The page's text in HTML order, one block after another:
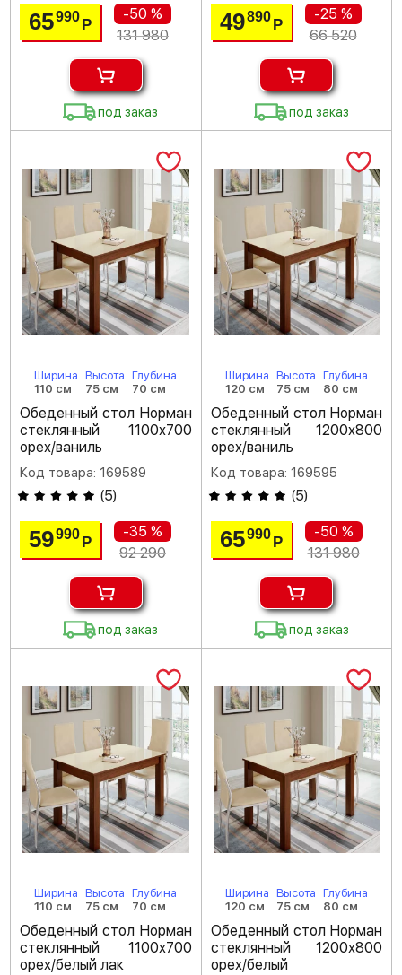
65990Р
-50 %
131 980
под заказ
49890 Р
-25 %
66 520
под заказ
Ширина
110 см
Высота
75 см
Глубина
70 см
Обеденный стол Норман
стеклянный 1100х700
орех/ваниль
Код товара: 169589
(5)
59990Р
-35 %
92 290
под заказ
Ширина
120 см
Высота
75 см
Глубина
80 см
Обеденный стол Норман
стеклянный 1200х800
орех/ваниль
Код товара: 169595
(5)
65990 Р
-50 %
131 980
под заказ
Ширина
110 см
Высота
75 см
Глубина
70 см
Обеденный стол Норман
стеклянный 1100х700
орех/белый лак
Ширина
120 см
Высота
75 см
Глубина
80 см
Обеденный стол Норман
стеклянный 1200х800
орех/белый